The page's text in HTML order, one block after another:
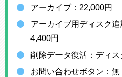
アーカイブ：22,000円
アーカイブ用ディスク
4,400円
削除データ復活：ディ
お問い合わせボタン：無